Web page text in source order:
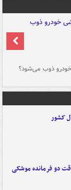
ذوب می‌شود؟
کشور
دو فرمانده‌ موشکی